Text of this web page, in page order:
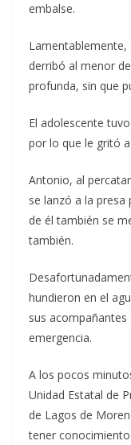
embalse.
Lamentablemente,
derribó al menor
profunda, sin que
El adolescente
por lo que le gritó
Antonio, al
se lanzó a la
de él también se
también.
hundieron en el
sus
emergencia.
A los pocos
Unidad Estatal de
de Lagos de
tener